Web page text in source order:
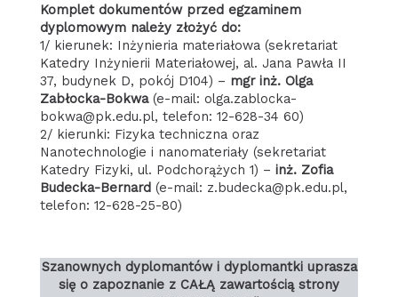
Komplet dokumentów przed egzaminem
dyplomowym należy złożyć do:
1/ kierunek: Inżynieria materiałowa (sekretariat
Katedry Inżynierii Materiałowej, al. Jana Pawła II
37, budynek D, pokój D104) – mgr inż. Olga
Zabłocka-Bokwa(e-mail: olga.zablocka-
bokwa@pk.edu.pl, telefon: 12-628-34 60)
2/ kierunki: Fizyka techniczna oraz
Nanotechnologie i nanomateriały (sekretariat
Katedry Fizyki, ul. Podchorążych 1) – inż. Zofia
Budecka-Bernard(e-mail: z.budecka@pk.edu.pl,
telefon: 12-628-25-80)
Szanownych dyplomantów i dyplomantki uprasza
się o zapoznanie z CAŁĄ zawartością strony